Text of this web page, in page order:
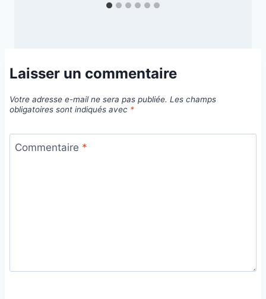
Laisser un commentaire
Votre adresse e-mail ne sera pas publiée. Les champs
obligatoires sont indiqués avec *
Commentaire *